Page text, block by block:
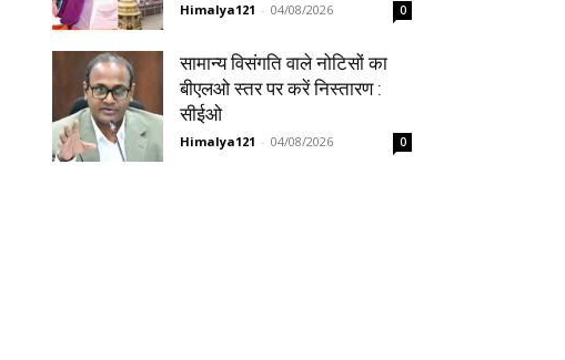
Himalya121 - 04/08/2026 0
सामान्य विसंगति वाले नोटिसों का
बीएलओ स्तर पर करें निस्तारण :
सीईओ
Himalya121 - 04/08/2026 0